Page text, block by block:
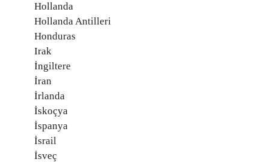
Hollanda
Hollanda Antilleri
Honduras
Irak
İngiltere
İran
İrlanda
İskoçya
İspanya
İsrail
İsveç